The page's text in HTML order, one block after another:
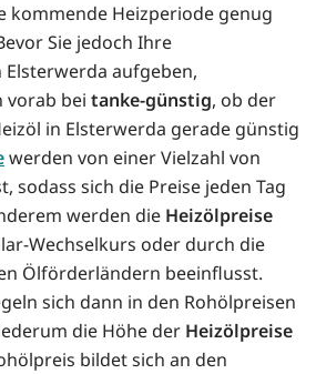
kommende Heizperiode genug
Sie jedoch Ihre
Elsterwerda aufgeben,
vorab bei tanke-günstig, ob der
in Elsterwerda gerade günstig
werden von einer Vielzahl von
sodass sich die Preise jeden Tag
werden die Heizölpreise
Wechselkurs oder durch die
Ölförderländern beeinflusst.
sich dann in den Rohölpreisen
die Höhe der Heizölpreise
bildet sich an den